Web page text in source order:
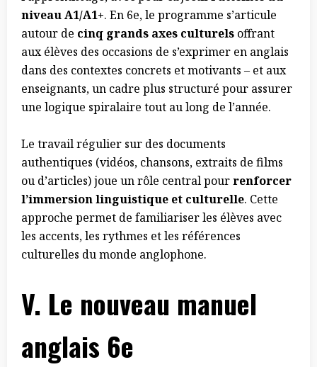
niveau A1/A1+. En 6e, le programme s’articule
autour de cinq grands axes culturels offrant
aux élèves des occasions de s’exprimer en anglais
dans des contextes concrets et motivants – et aux
enseignants, un cadre plus structuré pour assurer
une logique spiralaire tout au long de l’année.
Le travail régulier sur des documents
authentiques (vidéos, chansons, extraits de films
ou d’articles) joue un rôle central pourrenforcer
l’immersion linguistique et culturelle. Cette
approche permet de familiariser les élèves avec
les accents, les rythmes et les références
culturelles du monde anglophone.
V. Le nouveau manuel
anglais 6e